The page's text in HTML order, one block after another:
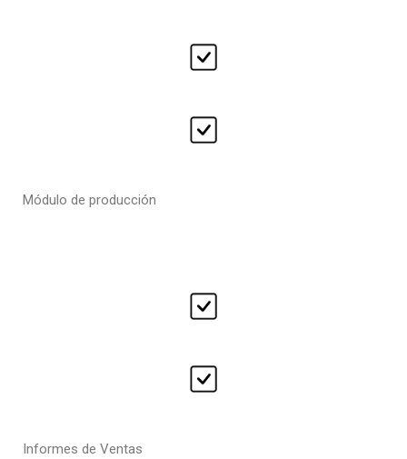
Módulo de producción
Informes de Ventas